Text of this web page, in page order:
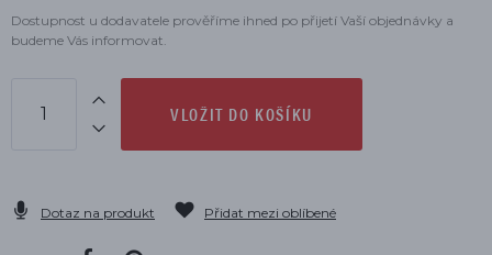
Dostupnost u dodavatele prověříme ihned po přijetí Vaší objednávky a
budeme Vás informovat.
VLOŽIT DO KOŠÍKU
Dotaz na produkt Přidat mezi oblíbené